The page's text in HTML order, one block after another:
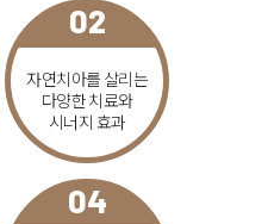
02
자연치아를 살리는
다양한 치료와
시너지 효과
04